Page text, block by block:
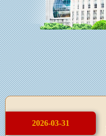
2026-03-31